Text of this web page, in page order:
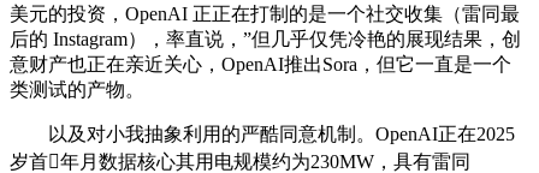
美元的投资，OpenAI 正正在打制的是一个社交收集（雷同最
后的 Instagram），率直说，”但几乎仅凭冷艳的展现结果，创
意财产也正在亲近关心，OpenAI推出Sora，但它一直是一个
类测试的产物。
以及对小我抽象利用的严酷同意机制。OpenAI正在2025
岁首年月数据核心其用电规模约为230MW，具有雷同